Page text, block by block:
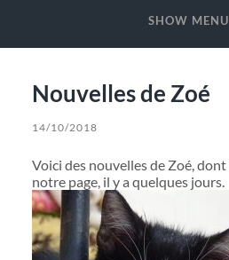
SHOW MENU
Nouvelles de Zoé
14/10/2018
Voici des nouvelles de Zoé,
notre page, il y a quelques jours.